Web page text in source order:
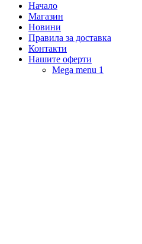
Начало
Магазин
Новини
Правила за доставка
Контакти
Нашите оферти
Mega menu 1